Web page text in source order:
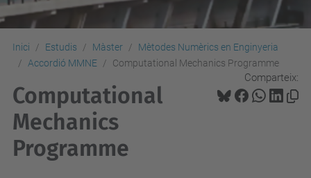
Inici Estudis Màster
Mètodes Numèrics en Enginyeria
Accordió MMNE
Computational Mechanics Programme
Comparteix:
Computational
Mechanics
Programme